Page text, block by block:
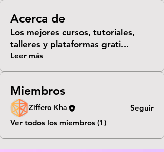
Acerca de
Los mejores cursos, tutoriales,
talleres y plataformas grati...
Leer más
Miembros
Ziffero Kha
Seguir
Ver todos los miembros (1)